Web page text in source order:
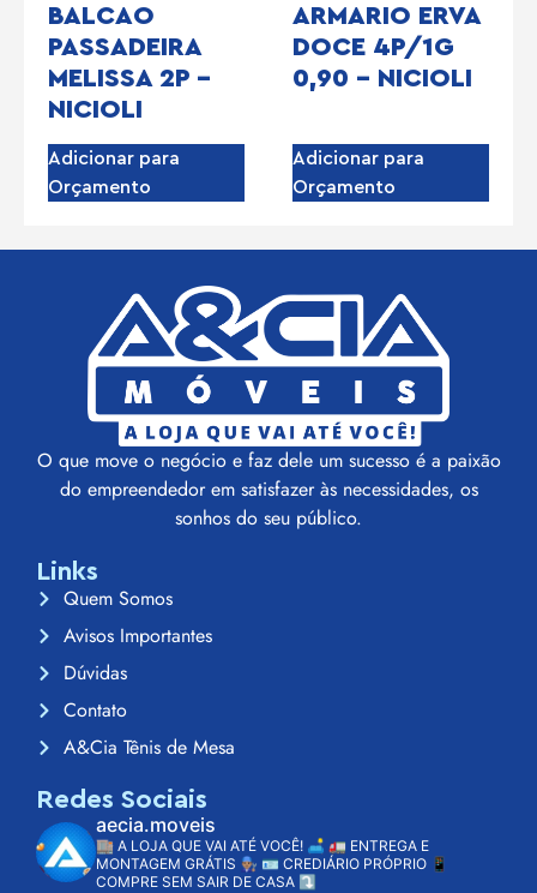
BALCAO
PASSADEIRA
MELISSA 2P –
NICIOLI
Adicionar para
Orçamento
ARMARIO ERVA
DOCE 4P/1G
0,90 – NICIOLI
Adicionar para
Orçamento
O que move o negócio e faz dele um sucesso é a paixão
do empreendedor em satisfazer às necessidades, os
sonhos do seu público.
Links
Quem Somos
Avisos Importantes
Dúvidas
Contato
A&Cia Tênis de Mesa
Redes Sociais
aecia.moveis
🏬 A LOJA QUE VAI ATÉ VOCÊ! 🛋️ 🚛 ENTREGA E
MONTAGEM GRÁTIS 👨🏽‍🔧 🪪 CREDIÁRIO PRÓPRIO 📱
COMPRE SEM SAIR DE CASA ⤵️